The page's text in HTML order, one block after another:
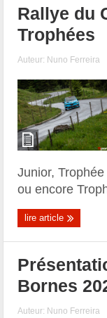
Rallye du
Trophées
Auteur: Nuno Ferreira
Junior,
ou encore
lire article
Bornes
Auteur: Nuno Ferreira